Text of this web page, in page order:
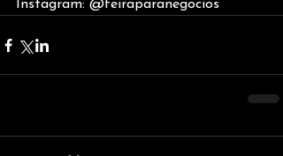
Instagram: @feiraparanegocios